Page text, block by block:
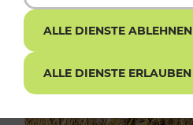
ALLE DIENSTE ABLEHNEN
ALLE DIENSTE ERLAUBEN